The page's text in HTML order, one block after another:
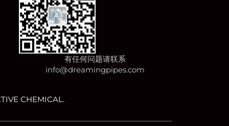
有任何问题请联系
info@dreamingpipes.com
CHEMICAL.